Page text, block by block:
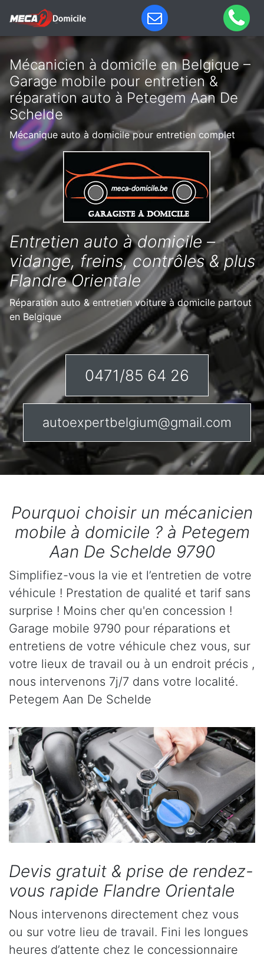
Mécanicien à domicile en Belgique –
Garage mobile pour entretien &
réparation auto à Petegem Aan De
Schelde
Mécanique auto à domicile pour entretien complet
Entretien auto à domicile –
vidange, freins, contrôles & plus
Flandre Orientale
Réparation auto & entretien voiture à domicile partout
en Belgique
0471/85 64 26
autoexpertbelgium@gmail.com
Pourquoi choisir un mécanicien
mobile à domicile ? à Petegem
Aan De Schelde 9790
Simplifiez-vous la vie et l’entretien de votre
véhicule ! Prestation de qualité et tarif sans
surprise ! Moins cher qu'en concession !
Garage mobile 9790 pour réparations et
entretiens de votre véhicule chez vous, sur
votre lieux de travail ou à un endroit précis ,
nous intervenons 7j/7 dans votre localité.
Petegem Aan De Schelde
Devis gratuit & prise de rendez-
vous rapide Flandre Orientale
Nous intervenons directement chez vous
ou sur votre lieu de travail. Fini les longues
heures d’attente chez le concessionnaire